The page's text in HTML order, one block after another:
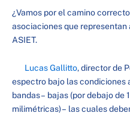
¿Vamos por el camino
asociaciones que
ASIET.
Lucas Gallitto, director de
espectro bajo las condiciones
bandas – bajas (por debajo de
milimétricas) – las cuales